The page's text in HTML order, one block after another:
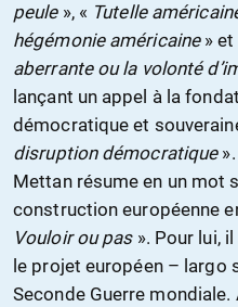
peule », « Tutelle
hégémonie américaine» et
aberrante ou la volonté
lançant un appel à la
démocratique et
disruption démocratique».
Mettan résume en un mot
construction européenne
Vouloir ou pas». Pour lui,
le projet européen – largo
Seconde Guerre